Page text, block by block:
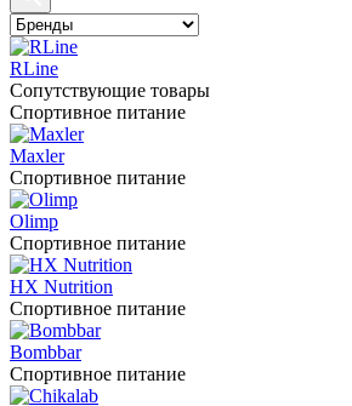
RLine
Сопутствующие товары
Спортивное питание
Maxler
Спортивное питание
Olimp
Спортивное питание
HX Nutrition
Спортивное питание
Bombbar
Спортивное питание